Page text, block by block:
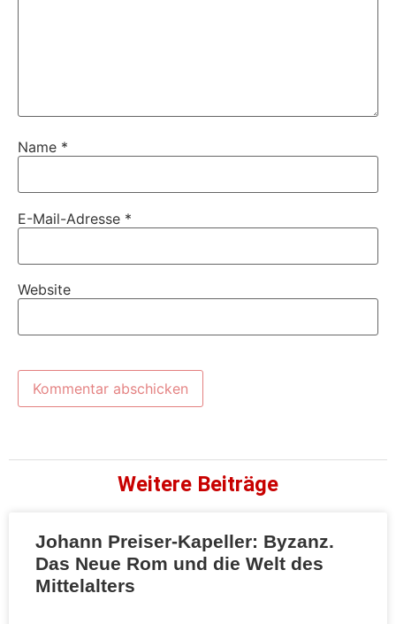
Name *
E-Mail-Adresse *
Website
Weitere Beiträge
Johann Preiser-Kapeller: Byzanz.
Das Neue Rom und die Welt des
Mittelalters